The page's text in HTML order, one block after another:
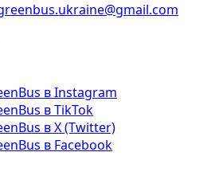
в Instagram
в TikTok
в X (Twitter)
в Facebook